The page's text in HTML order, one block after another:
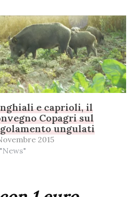
e caprioli, il
Copagri sul
ungulati
2015